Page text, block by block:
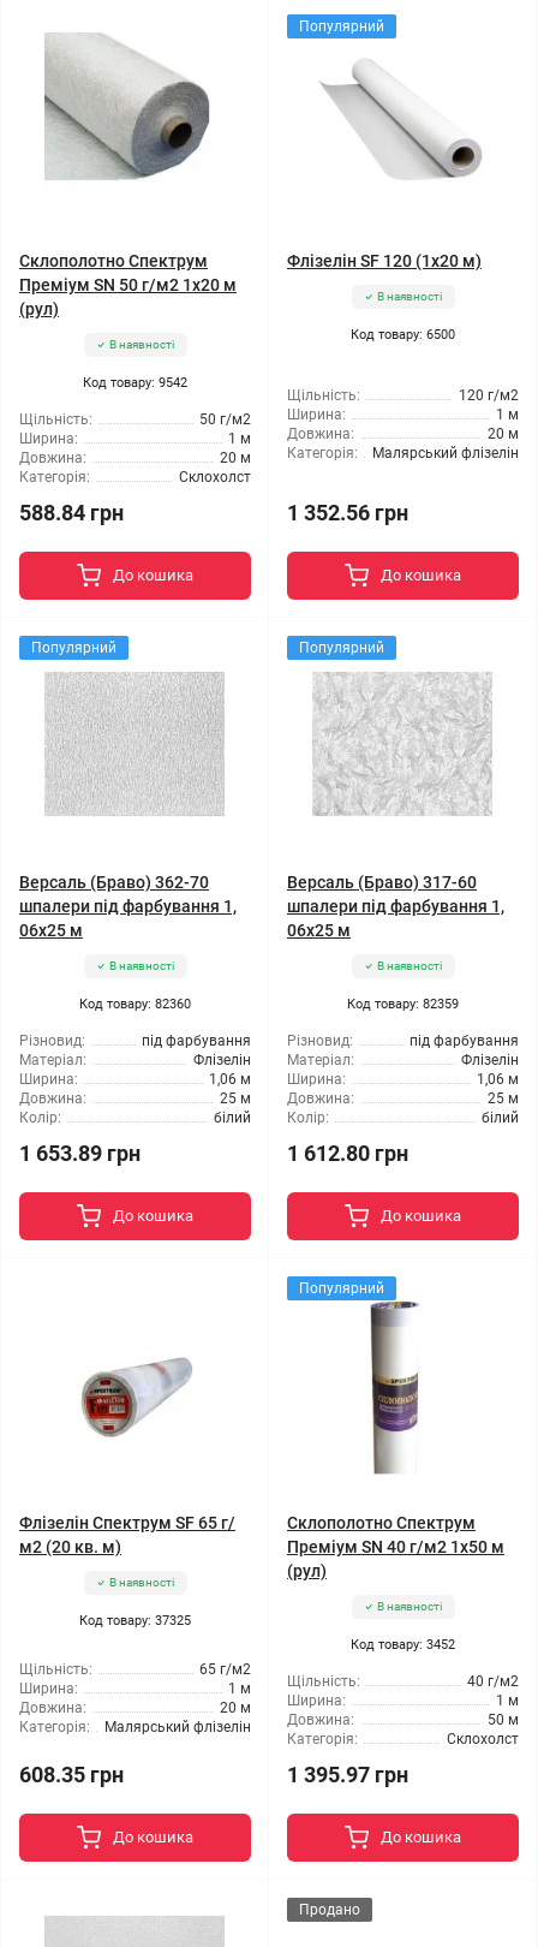
Склополотно Спектрум
Преміум SN 50 г/м2 1x20 м
(рул)
В наявності
Код товару: 9542
Щільність:
50 г/м2
Ширина:
1 м
Довжина:
20 м
Категорія:
Склохолст
588.84 грн
До кошика
Популярний
Флізелін SF 120 (1x20 м)
В наявності
Код товару: 6500
Щільність:
120 г/м2
Ширина:
1 м
Довжина:
20 м
Категорія:
Малярський флізелін
1 352.56 грн
До кошика
Популярний
Версаль (Браво) 362-70
шпалери під фарбування 1,
06x25 м
В наявності
Код товару: 82360
Різновид:
під фарбування
Матеріал:
Флізелін
Ширина:
1,06 м
Довжина:
25 м
Колір:
білий
1 653.89 грн
До кошика
Популярний
Версаль (Браво) 317-60
шпалери під фарбування 1,
06x25 м
В наявності
Код товару: 82359
Різновид:
під фарбування
Матеріал:
Флізелін
Ширина:
1,06 м
Довжина:
25 м
Колір:
білий
1 612.80 грн
До кошика
Флізелін Спектрум SF 65 г/
м2 (20 кв. м)
В наявності
Код товару: 37325
Щільність:
65 г/м2
Ширина:
1 м
Довжина:
20 м
Категорія:
Малярський флізелін
608.35 грн
До кошика
Популярний
Склополотно Спектрум
Преміум SN 40 г/м2 1x50 м
(рул)
В наявності
Код товару: 3452
Щільність:
40 г/м2
Ширина:
1 м
Довжина:
50 м
Категорія:
Склохолст
1 395.97 грн
До кошика
Продано